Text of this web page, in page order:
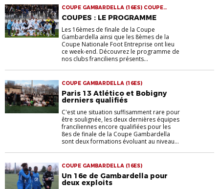
COUPE GAMBARDELLA (16ES) COUPE
NATIONALE FOOT ENTREPRISE JEUNES
COUPES : LE PROGRAMME
Les 16èmes de finale de la Coupe
Gambardella ainsi que les 8èmes de la
Coupe Nationale Foot Entreprise ont lieu
ce week-end. Découvrez le programme de
nos clubs franciliens présents...
COUPE GAMBARDELLA (16ES)
Paris 13 Atlético et Bobigny
derniers qualifiés
C'est une situation suffisamment rare pour
être soulignée, les deux dernières équipes
franciliennes encore qualifiées pour les
8es de finale de la Coupe Gambardella
sont deux formations évoluant au niveau...
COUPE GAMBARDELLA (16ES)
Un 16e de Gambardella pour
deux exploits